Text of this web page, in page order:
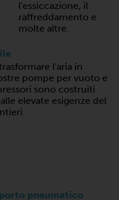
l'essiccazione, il
raffreddamento e
molte altre.
l'aria in
pompe per vuoto e
sono costruiti
elevate esigenze del
pneumatico